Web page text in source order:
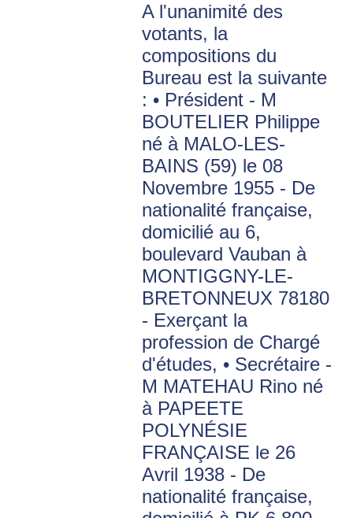
A l'unanimité des
votants, la
compositions du
Bureau est la suivante
: • Président - M
BOUTELIER Philippe
né à MALO-LES-
BAINS (59) le 08
Novembre 1955 - De
nationalité française,
domicilié au 6,
boulevard Vauban à
MONTIGGNY-LE-
BRETONNEUX 78180
- Exerçant la
profession de Chargé
d'études, • Secrétaire -
M MATEHAU Rino né
à PAPEETE
POLYNÉSIE
FRANÇAISE le 26
Avril 1938 - De
nationalité française,